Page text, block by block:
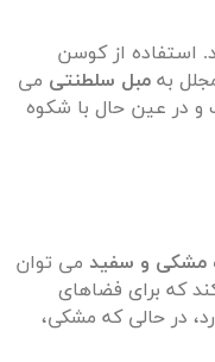
استفاده از کوسن
به مبل سلطنتی می
در عین حال با شکوه
مشکی و سفید می توان
که برای فضاهای
در حالی که مشکی،